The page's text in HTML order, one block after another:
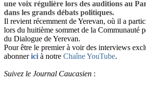
une voix régulière lors des auditions au
dans les grands débats politiques.
Il revient récemment de Yerevan, où il a
lors du huitième sommet de la Communauté
du Dialogue de Yerevan.
Pour être le premier à voir des interviews
abonnerici à notre Chaîne YouTube.
Suivez le Journal Caucasien :